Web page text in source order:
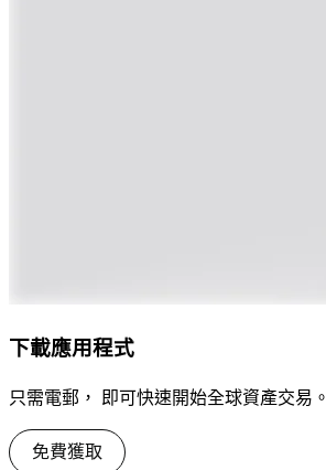
下載應用程式
只需電郵， 即可快速開始全球資產交易。
免費獲取